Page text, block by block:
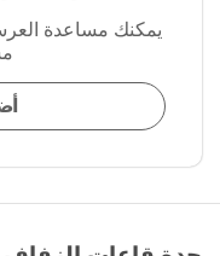
يمكنك مساعدة